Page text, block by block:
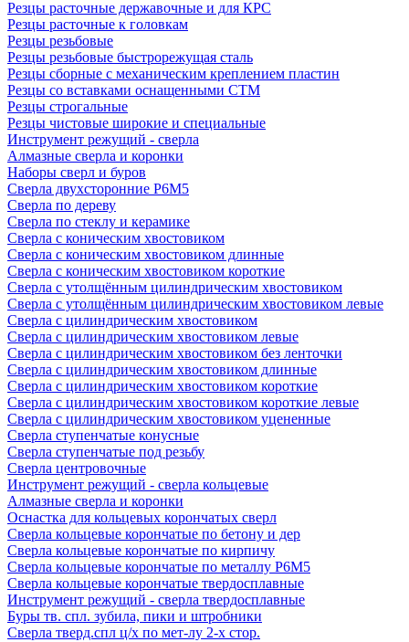
Резцы расточные державочные и для КРС
Резцы расточные к головкам
Резцы резьбовые
Резцы резьбовые быстрорежущая сталь
Резцы сборные с механическим креплением пластин
Резцы со вставками оснащенными СТМ
Резцы строгальные
Резцы чистовые широкие и специальные
Инструмент режущий - сверла
Алмазные сверла и коронки
Наборы сверл и буров
Сверла двухсторонние Р6М5
Сверла по дереву
Сверла по стеклу и керамике
Сверла с коническим хвостовиком
Сверла с коническим хвостовиком длинные
Сверла с коническим хвостовиком короткие
Сверла с утолщённым цилиндрическим хвостовиком
Сверла с утолщённым цилиндрическим хвостовиком левые
Сверла с цилиндрическим хвостовиком
Сверла с цилиндрическим хвостовиком левые
Сверла с цилиндрическим хвостовиком без ленточки
Сверла с цилиндрическим хвостовиком длинные
Сверла с цилиндрическим хвостовиком короткие
Сверла с цилиндрическим хвостовиком короткие левые
Сверла с цилиндрическим хвостовиком уцененные
Сверла ступенчатые конусные
Сверла ступенчатые под резьбу
Сверла центровочные
Инструмент режущий - сверла кольцевые
Алмазные сверла и коронки
Оснастка для кольцевых корончатых сверл
Сверла кольцевые корончатые по бетону и дер
Сверла кольцевые корончатые по кирпичу
Сверла кольцевые корончатые по металлу Р6М5
Сверла кольцевые корончатые твердосплавные
Инструмент режущий - сверла твердосплавные
Буры тв. спл. зубила, пики и штробники
Сверла тверд.спл ц/х по мет-лу 2-х стор.